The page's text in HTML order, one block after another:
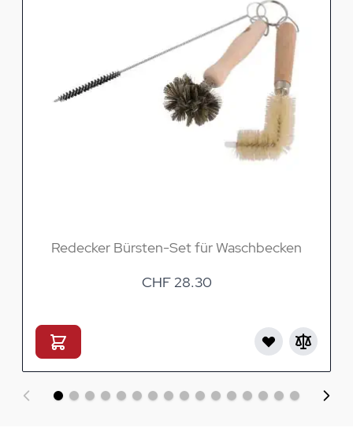
Redecker Bürsten-Set für Waschbecken
CHF 28.30